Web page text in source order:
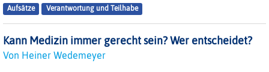
Aufsätze Verantwortung und Teilhabe
Kann Medizin immer gerecht sein? Wer entscheidet?
Von Heiner Wedemeyer